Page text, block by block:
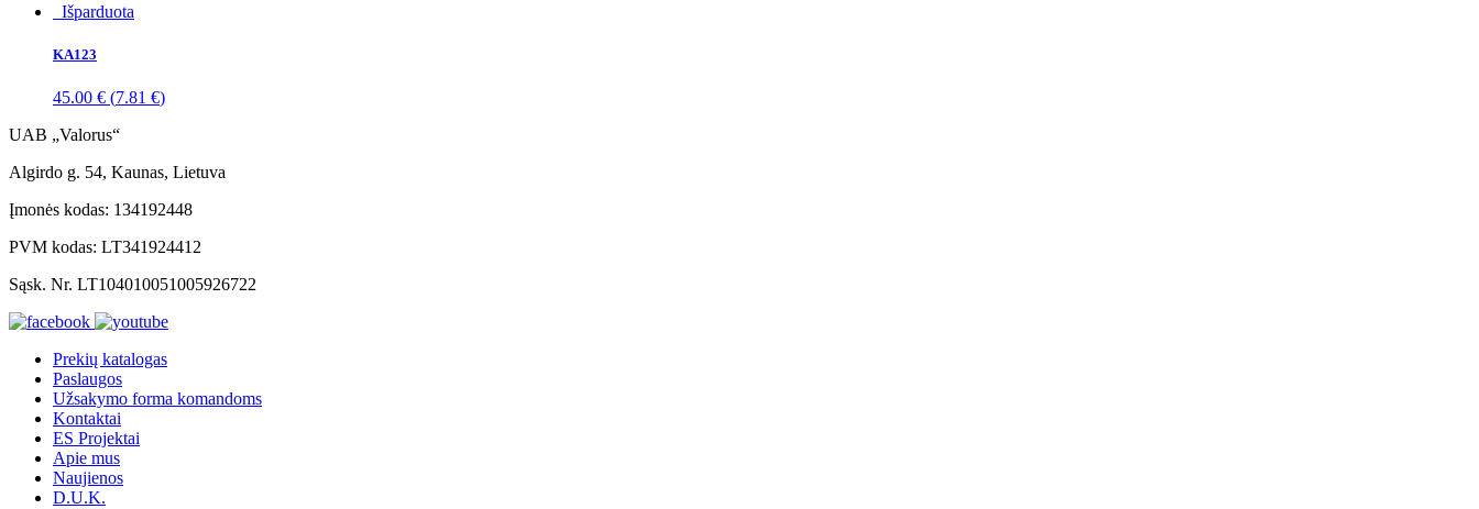
Išparduota
KA123
45.00 € (7.81 €)
UAB „Valorus“
Algirdo g. 54, Kaunas, Lietuva
Įmonės kodas: 134192448
PVM kodas: LT341924412
Sąsk. Nr. LT104010051005926722
Prekių katalogas
Paslaugos
Užsakymo forma komandoms
Kontaktai
ES Projektai
Apie mus
Naujienos
D.U.K.